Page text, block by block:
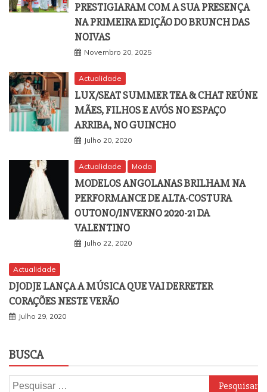
PRESTIGIARAM COM A SUA PRESENÇA
NA PRIMEIRA EDIÇÃO DO BRUNCH DAS
NOIVAS
Novembro 20, 2025
Actualidade
LUX/SEAT SUMMER TEA & CHAT REÚNE
MÃES, FILHOS E AVÓS NO ESPAÇO
ARRIBA, NO GUINCHO
Julho 20, 2020
Actualidade Moda
MODELOS ANGOLANAS BRILHAM NA
PERFORMANCE DE ALTA-COSTURA
OUTONO/INVERNO 2020-21 DA
VALENTINO
Julho 22, 2020
Actualidade
DJODJE LANÇA A MÚSICA QUE VAI DERRETER
CORAÇÕES NESTE VERÃO
Julho 29, 2020
BUSCA
Pesquisar